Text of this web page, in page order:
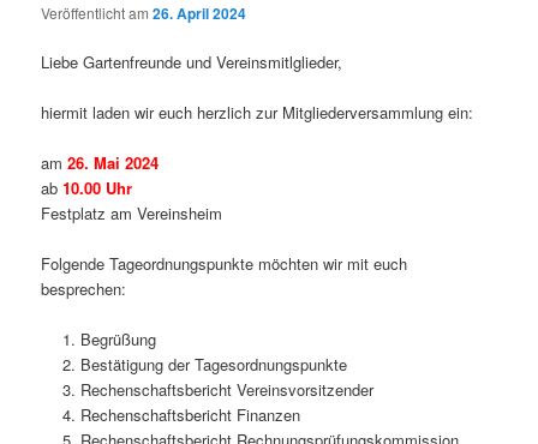
Veröffentlicht am26. April 2024
Liebe Gartenfreunde und Vereinsmitlglieder,
hiermit laden wir euch herzlich zur Mitgliederversammlung ein:
am26. Mai 2024
ab10.00 Uhr
Festplatz am Vereinsheim
Folgende Tageordnungspunkte möchten wir mit euch
besprechen:
Begrüßung
Bestätigung der Tagesordnungspunkte
Rechenschaftsbericht Vereinsvorsitzender
Rechenschaftsbericht Finanzen